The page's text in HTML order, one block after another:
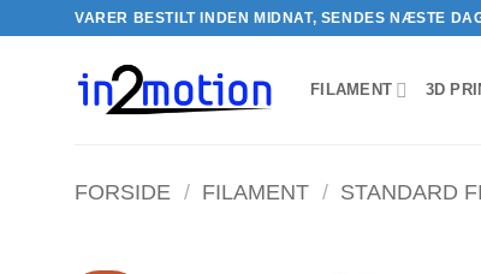
VARER BESTILT INDEN MIDNAT, SENDES NÆSTE
FILAMENT 3D
FORSIDE / FILAMENT / STANDARD